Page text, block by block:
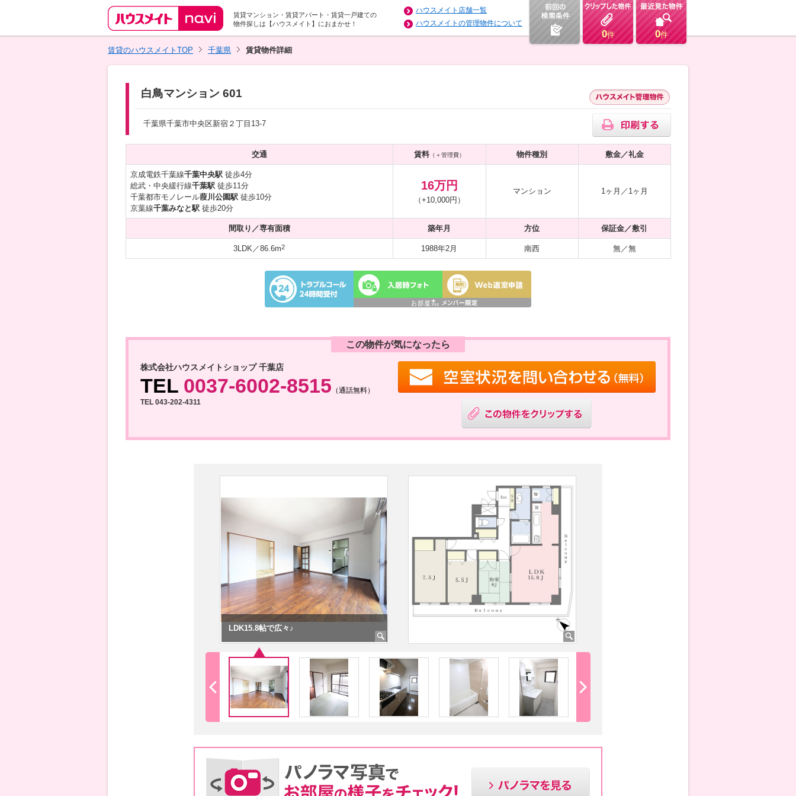
賃貸マンション・賃貸アパート・賃貸一戸建ての
物件探しは【ハウスメイト】におまかせ！
ハウスメイト店舗一覧
ハウスメイトの管理物件について
0件 0件
賃貸のハウスメイトTOP
千葉県 賃貸物件詳細
白鳥マンション 601
千葉県千葉市中央区新宿２丁目13-7
交通 賃料（＋管理費） 物件種別 敷金／礼金
京成電鉄千葉線千葉中央駅徒歩4分
総武・中央緩行線千葉駅徒歩11分
千葉都市モノレール葭川公園駅徒歩10分
京葉線千葉みなと駅徒歩20分
16万円
（+10,000円）
マンション 1ヶ月／1ヶ月
間取り／専有面積 築年月 方位 保証金／敷引
3LDK／86.6m2 1988年2月 南西 無／無
この物件が気になったら
株式会社ハウスメイトショップ 千葉店
TEL 0037-6002-8515 （通話無料）
TEL 043-202-4311
LDK15.8帖で広々♪ グリル付なので料理の幅が広がりますね♪